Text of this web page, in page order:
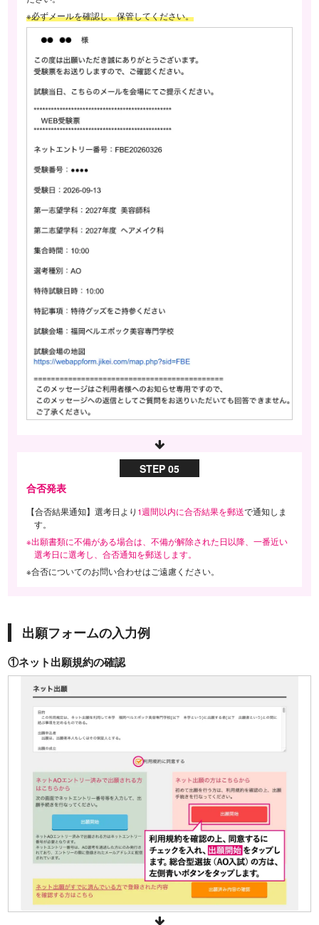
※必ずメールを確認し、保管してください。
STEP 05
合否発表
【合否結果通知】選考日より 1週間以内に合否結果を郵送で通知しま
す。
※出願書類に不備がある場合は、不備が解除された日以降、一番近い
選考日に選考し、合否通知を郵送します。
※合否についてのお問い合わせはご遠慮ください。
出願フォームの入力例
①ネット出願規約の確認